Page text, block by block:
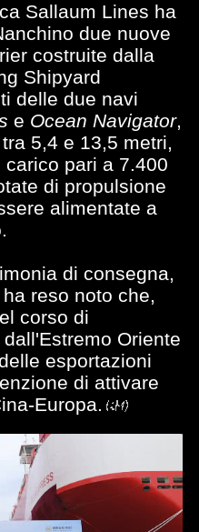
Sallaum Lines ha
due nuove
costruite dalla
Shipyard
delle due navi
e Ocean Navigator,
5,4 e 13,5 metri,
pari a 7.400
di propulsione
alimentate a
di consegna,
reso noto che,
corso di
Oriente
esportazioni
di attivare
Europa.